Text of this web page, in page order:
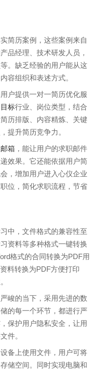
简历案例，这些案例来自
品经理、技术研发人员，
等。缺乏经验的用户能从这
容组织和表述方式。
户提供一对一简历优化服
目标行业、岗位类型，结合
历排版、内容精炼、关键
提升简历竞争力。
邮箱 ，能让用户的求职邮件
效果。它还能依据用户简
，增加用户进入心仪企业
位，简化求职流程，节省
中，文件格式的兼容性至
资料等多种格式一键转换
格式的合同转换为PDF用
料转换为PDF方便打印
峻的当下，采用先进的数
的每一个环节，都进行严
保护用户隐私安全，让用
件。
备上使用文件，用户可将
储空间。同时实现电脑和